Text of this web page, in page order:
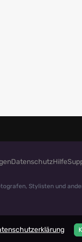
DatenschutzHilfe
Stylisten und